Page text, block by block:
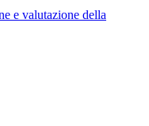
e valutazione della